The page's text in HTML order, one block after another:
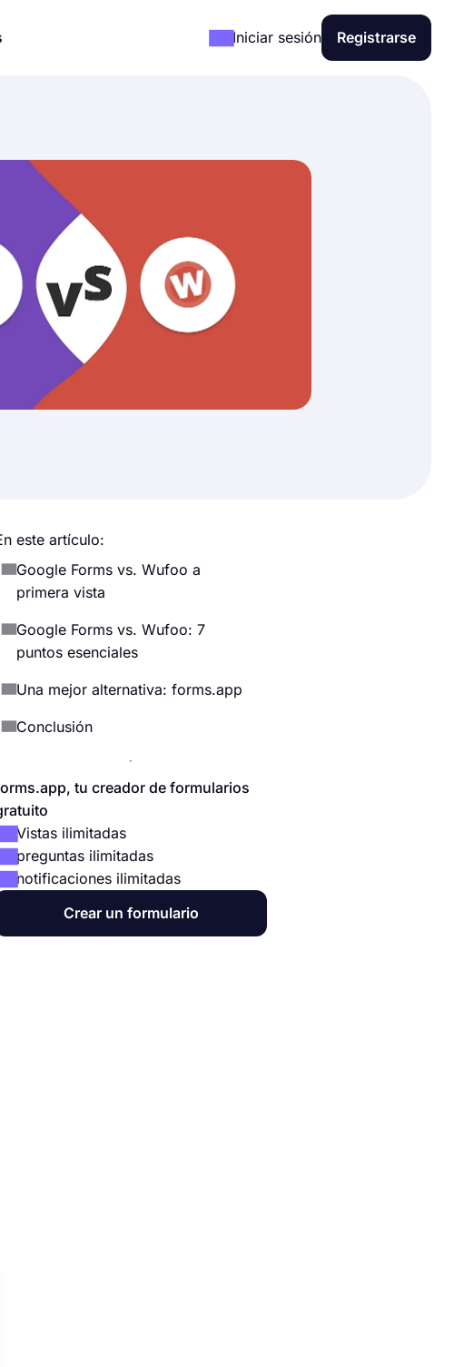
Iniciar sesión Registrarse
este artículo:
Google Forms vs. Wufoo a
primera vista
Google Forms vs. Wufoo: 7
puntos esenciales
Una mejor alternativa: forms.app
Conclusión
tu creador de formularios
Vistas ilimitadas
preguntas ilimitadas
notificaciones ilimitadas
Crear un formulario